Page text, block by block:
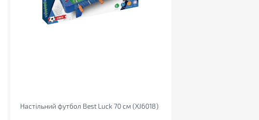
Настільний футбол Best Luck 70 см (XJ6018)